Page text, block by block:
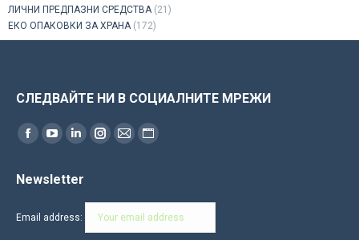
ЛИЧНИ ПРЕДПАЗНИ СРЕДСТВА (21)
ЕКО ОПАКОВКИ ЗА ХРАНА (172)
СЛЕДВАЙТЕ НИ В СОЦИАЛНИТЕ МРЕЖИ
Find us on:
Facebook
opens
YouTube
opens
Linkedin
opens
Instagram
in
Mail
in
Website
in
Newsletter
Email address: